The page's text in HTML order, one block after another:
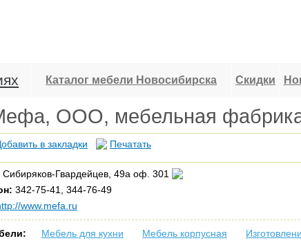
Каталог мебели Новосибирска Скидки
ООО, мебельная
в закладки Печатать
Сибиряков-Гвардейцев, 49а оф. 301
342-75-41, 344-76-49
www.mefa.ru
Мебель для кухни Мебель корпусная